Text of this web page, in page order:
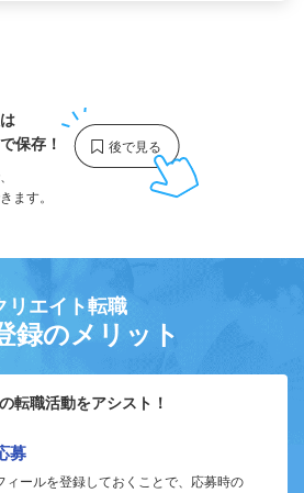
で保存！
ます。
リエイト転職
録のメリット
転職活動をアシスト！
募
ィールを登録しておくことで、応募時の